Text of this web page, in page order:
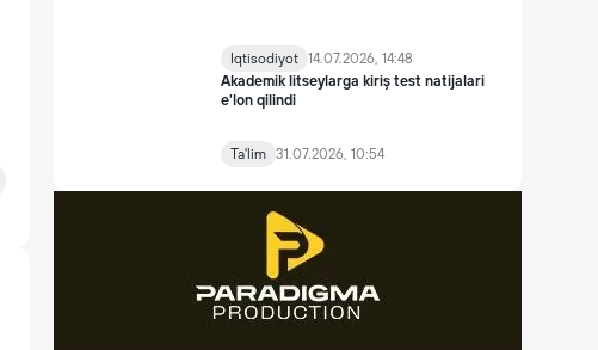
Iqtisodiyot 14.07.2026, 14:48
Akademik litseylarga kiriş test natijalari
e'lon qilindi
Ta'lim 31.07.2026, 10:54